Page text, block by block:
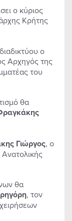
ο κύριος
Κρήτης
ο
Αρχηγός της
του
θα
Γιώργος, ο
θα
, τον